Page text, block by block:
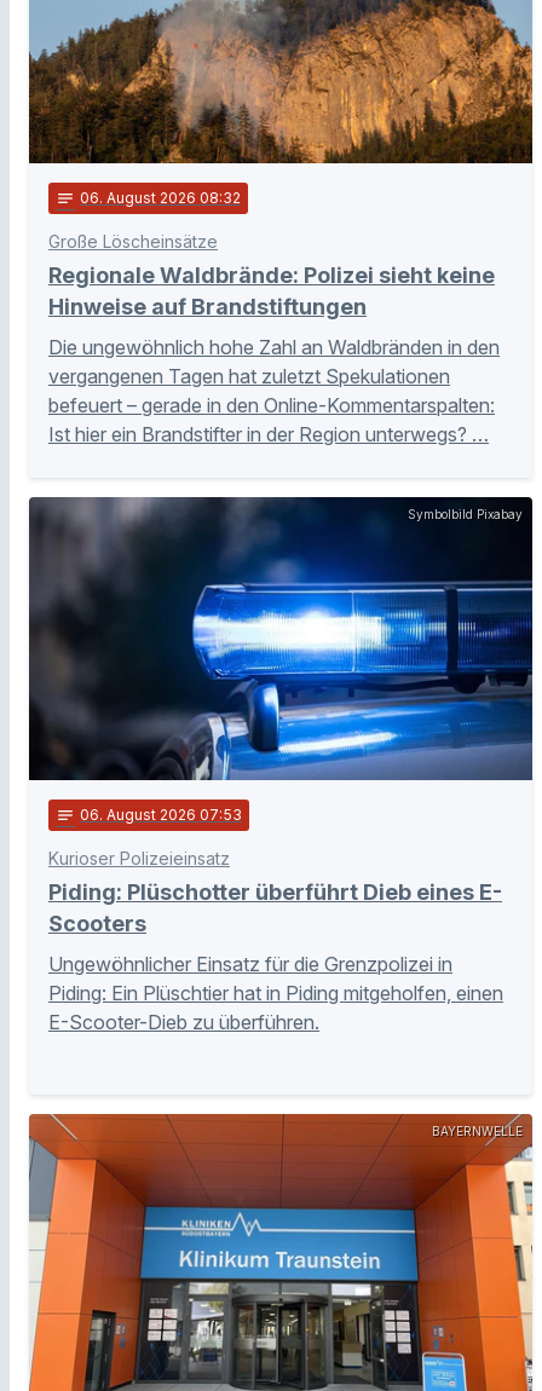
notes 06. August 2026 08:32
Große Löscheinsätze
Regionale Waldbrände: Polizei sieht keine
Hinweise auf Brandstiftungen
Die ungewöhnlich hohe Zahl an Waldbränden in den
vergangenen Tagen hat zuletzt Spekulationen
befeuert – gerade in den Online-Kommentarspalten:
Ist hier ein Brandstifter in der Region unterwegs? …
Symbolbild Pixabay
notes 06. August 2026 07:53
Kurioser Polizeieinsatz
Piding: Plüschotter überführt Dieb eines E-
Scooters
Ungewöhnlicher Einsatz für die Grenzpolizei in
Piding: Ein Plüschtier hat in Piding mitgeholfen, einen
E-Scooter-Dieb zu überführen.
BAYERNWELLE